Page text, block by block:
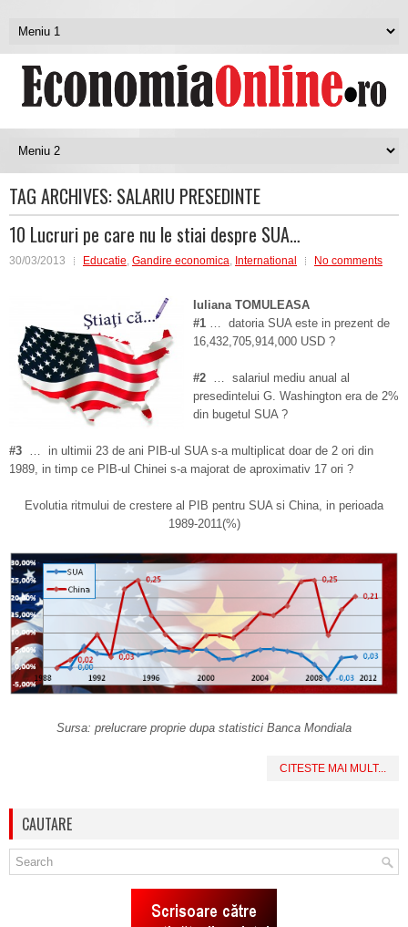
TAG ARCHIVES: SALARIU PRESEDINTE
10 Lucruri pe care nu le stiai despre SUA…
30/03/2013 Educatie, Gandire economica, International No comments
Iuliana TOMULEASA
#1 … datoria SUA este in prezent de
16,432,705,914,000 USD ?
#2 … salariul mediu anual al
presedintelui G. Washington era de 2%
din bugetul SUA ?
#3 … in ultimii 23 de ani PIB-ul SUA s-a multiplicat doar de 2 ori din
1989, in timp ce PIB-ul Chinei s-a majorat de aproximativ 17 ori ?
Evolutia ritmului de crestere al PIB pentru SUA si China, in perioada
1989-2011(%)
Sursa: prelucrare proprie dupa statistici Banca Mondiala
CITESTE MAI MULT...
CAUTARE